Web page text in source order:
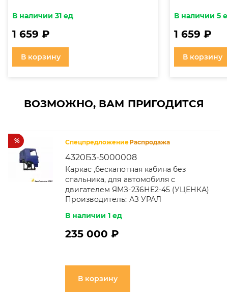
В наличии 31 ед
1 659 ₽
В корзину
В наличии 5
1 659 ₽
В корзину
ВОЗМОЖНО, ВАМ ПРИГОДИТСЯ
% СпецпредложениеРаспродажа
4320Б3-5000008
Каркас ,бескапотная кабина без
спальника, для автомобиля с
двигателем ЯМЗ-236НЕ2-45 (УЦЕНКА)
Производитель: АЗ УРАЛ
В наличии 1 ед
235 000 ₽
В корзину